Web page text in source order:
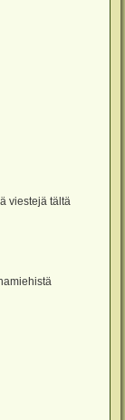
viestejä tältä